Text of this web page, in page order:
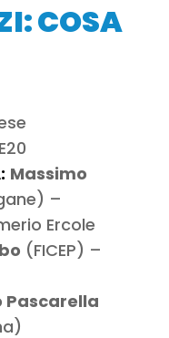
COSA
Massimo
–
Ercole
(FICEP) –
Pascarella